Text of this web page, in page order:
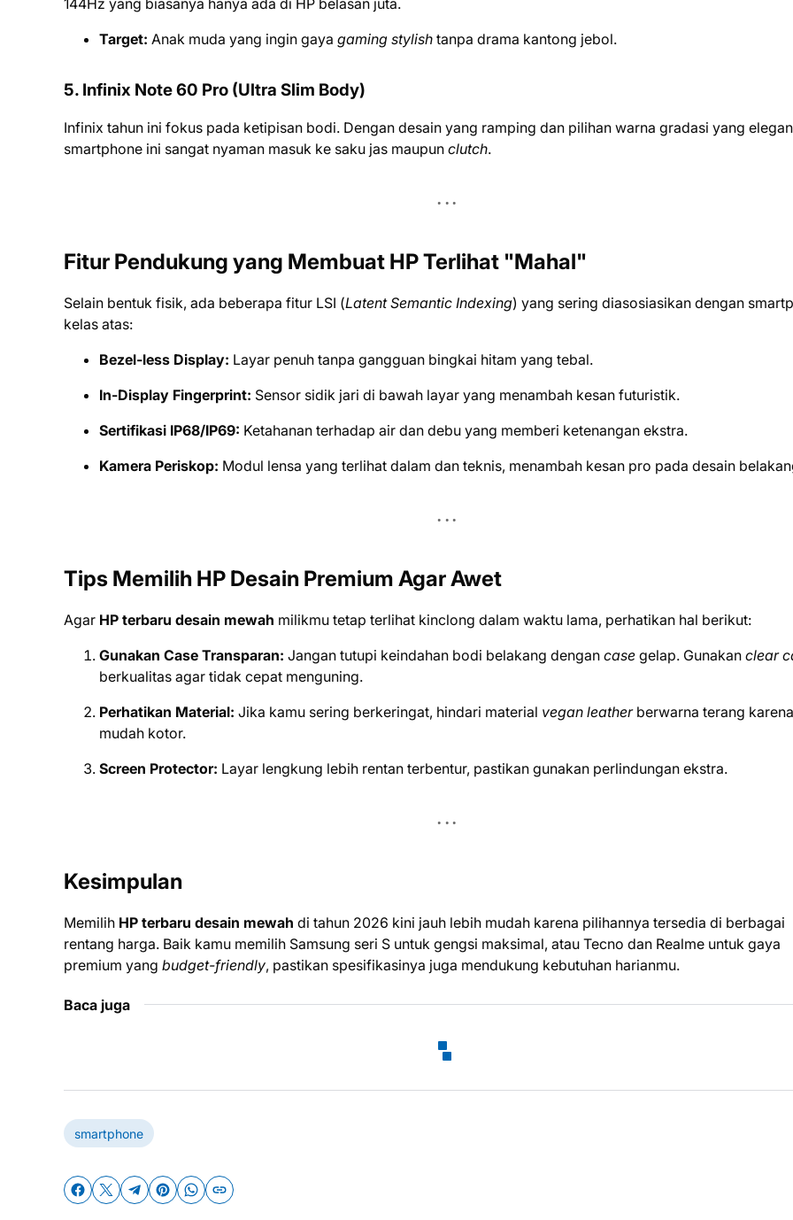
144Hz yang biasanya hanya ada di HP belasan juta.
Target: Anak muda yang ingin gaya gaming stylish tanpa drama kantong jebol.
5. Infinix Note 60 Pro (Ultra Slim Body)
Infinix tahun ini fokus pada ketipisan bodi. Dengan desain yang ramping dan pilihan warna gradasi yang
smartphone ini sangat nyaman masuk ke saku jas maupun clutch.
Fitur Pendukung yang Membuat HP Terlihat "Mahal"
Selain bentuk fisik, ada beberapa fitur LSI (Latent Semantic Indexing) yang sering diasosiasikan dengan
kelas atas:
Bezel-less Display: Layar penuh tanpa gangguan bingkai hitam yang tebal.
In-Display Fingerprint: Sensor sidik jari di bawah layar yang menambah kesan futuristik.
Sertifikasi IP68/IP69: Ketahanan terhadap air dan debu yang memberi ketenangan ekstra.
Kamera Periskop: Modul lensa yang terlihat dalam dan teknis, menambah kesan pro pada desain
Tips Memilih HP Desain Premium Agar Awet
Agar HP terbaru desain mewah milikmu tetap terlihat kinclong dalam waktu lama, perhatikan hal berikut:
Gunakan Case Transparan: Jangan tutupi keindahan bodi belakang dengan case gelap. Gunakan clear
berkualitas agar tidak cepat menguning.
Perhatikan Material: Jika kamu sering berkeringat, hindari material vegan leatherberwarna terang
mudah kotor.
Screen Protector: Layar lengkung lebih rentan terbentur, pastikan gunakan perlindungan ekstra.
Kesimpulan
Memilih HP terbaru desain mewah di tahun 2026 kini jauh lebih mudah karena pilihannya tersedia di berbagai
rentang harga. Baik kamu memilih Samsung seri S untuk gengsi maksimal, atau Tecno dan Realme untuk gaya
premium yang budget-friendly, pastikan spesifikasinya juga mendukung kebutuhan harianmu.
Baca juga
smartphone